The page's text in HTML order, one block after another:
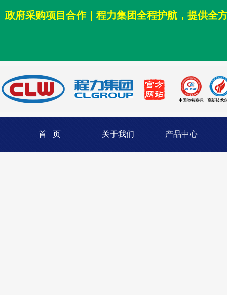
政府采购项目合作｜程力集团全程护航，提供全
首 页 关于我们 产品中心